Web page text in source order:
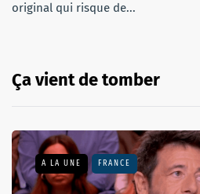
original qui risque de...
Ça vient de tomber
A LA UNE FRANCE